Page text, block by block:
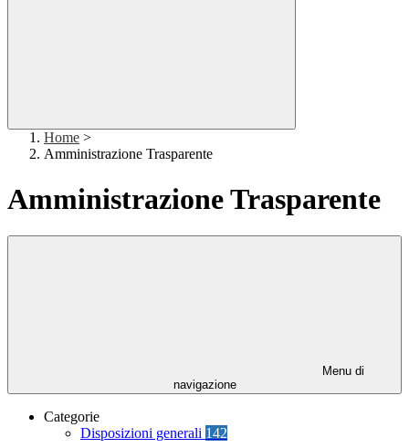
Home >
Amministrazione Trasparente
Amministrazione Trasparente
Menu di
navigazione
Categorie
Disposizioni generali 142